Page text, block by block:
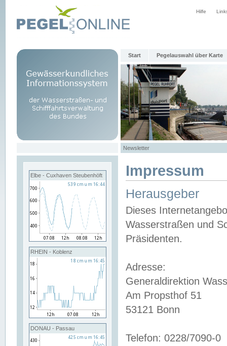
Hilfe
Start Pegelauswahl über Karte
Newsletter
Elbe - Cuxhaven Steubenhöft
RHEIN - Koblenz
DONAU - Passau
Impressum
Herausgeber
Dieses
Wasserstraßen und
Präsidenten.
Adresse:
Generaldirektion
Am Propsthof 51
53121 Bonn
Telefon: 0228/7090-0